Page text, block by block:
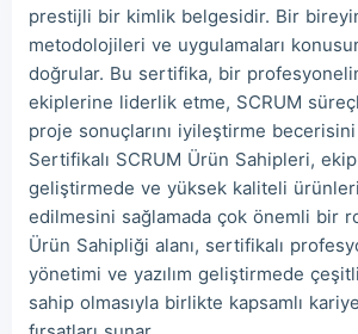
Luc*** 2026/08/09 order Other ***
Mas*** 2026/08/09 order Other ***
prestijli bir kimlik belgesidir. Bir
metodolojileri ve uygulamaları
doğrular. Bu sertifika, bir
ekiplerine liderlik etme, SCRUM
proje sonuçlarını iyileştirme
Sertifikalı SCRUM Ürün Sahipleri,
geliştirmede ve yüksek kaliteli
edilmesini sağlamada çok önemli bir
Ürün Sahipliği alanı, sertifikalı
yönetimi ve yazılım geliştirmede
sahip olmasıyla birlikte kapsamlı